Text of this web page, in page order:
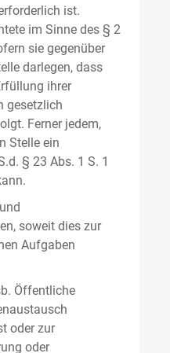
ist.
im Sinne des § 2
sie gegenüber
darlegen, dass
ihrer
gesetzlich
Ferner jedem,
Stelle ein
§ 23 Abs. 1 S. 1
soweit dies zur
Aufgaben
Öffentliche
oder zur
oder